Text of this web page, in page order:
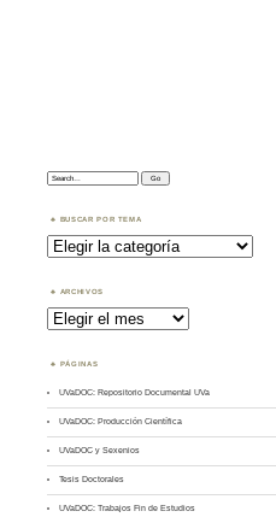
Search:
BUSCAR POR TEMA
Buscar
por
Tema
ARCHIVOS
Archivos
PÁGINAS
UVaDOC: Repositorio Documental UVa
UVaDOC: Producción Científica
UVaDOC y Sexenios
Tesis Doctorales
UVaDOC: Trabajos Fin de Estudios